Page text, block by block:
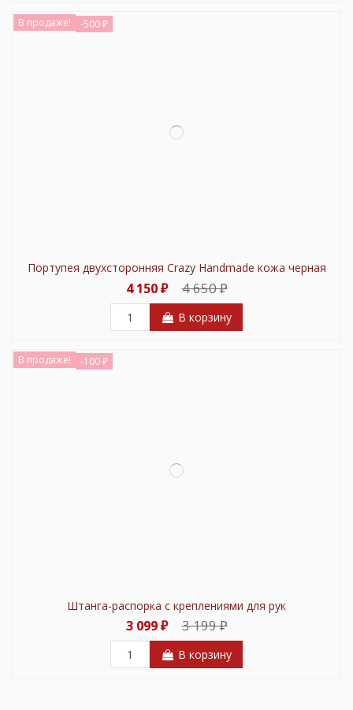
В продаже! -500 ₽
Портупея двухсторонняя Crazy Handmade кожа черная
4 150 ₽ 4 650 ₽
В корзину
В продаже! -100 ₽
Штанга-распорка с креплениями для рук
3 099 ₽ 3 199 ₽
В корзину